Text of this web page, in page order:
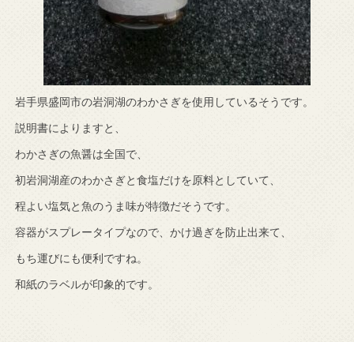
岩手県盛岡市の岩洞湖のわかさぎを使用しているそうです。
説明書によりますと、
わかさぎの魚醤は全国で、
初岩洞湖産のわかさぎと食塩だけを原料としていて、
程よい塩気と魚のうま味が特徴だそうです。
容器がスプレータイプなので、かけ過ぎを防止出来て、
もち運びにも便利ですね。
和紙のラベルが印象的です。